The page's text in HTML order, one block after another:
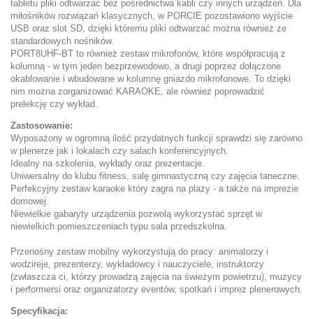
tabletu pliki odtwarzać bez pośrednictwa kabli czy innych urządzeń. Dla
miłośników rozwiązań klasycznych, w PORCIE pozostawiono wyjście
USB oraz slot SD, dzięki któremu pliki odtwarzać można również ze
standardowych nośników.
PORT8UHF-BT to również zestaw mikrofonów, które współpracują z
kolumną - w tym jeden bezprzewodowo, a drugi poprzez dołączone
okablowanie i wbudowane w kolumnę gniazdo mikrofonowe. To dzięki
nim można zorganizować KARAOKE, ale również poprowadzić
prelekcję czy wykład.
Zastosowanie:
Wyposażony w ogromną ilość przydatnych funkcji sprawdzi się zarówno
w plenerze jak i lokalach czy salach konferencyjnych.
Idealny na szkolenia, wykłady oraz prezentacje.
Uniwersalny do klubu fitness, salę gimnastyczną czy zajęcia taneczne.
Perfekcyjny zestaw karaoke który zagra na plaży - a także na imprezie
domowej.
Niewielkie gabaryty urządzenia pozwolą wykorzystać sprzęt w
niewielkich pomieszczeniach typu sala przedszkolna.
Przenośny zestaw mobilny wykorzystują do pracy: animatorzy i
wodzireje, prezenterzy, wykładowcy i nauczyciele, instruktorzy
(zwłaszcza ci, którzy prowadzą zajęcia na świeżym powietrzu), muzycy
i performersi oraz organizatorzy eventów, spotkań i imprez plenerowych.
Specyfikacja: